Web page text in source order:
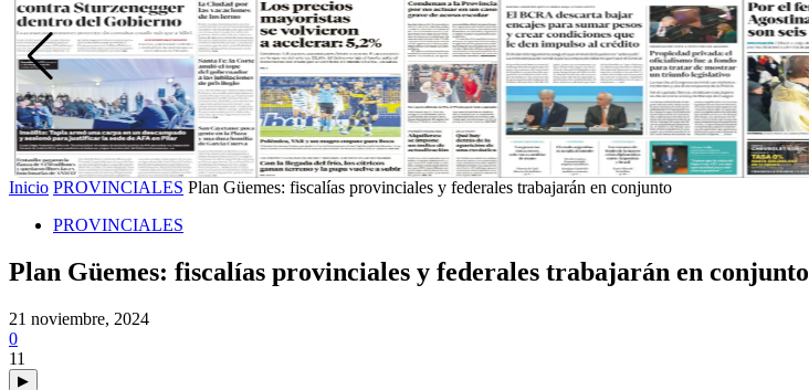
Inicio PROVINCIALES Plan Güemes: fiscalías provinciales y federales trabajarán en conjunto
PROVINCIALES
Plan Güemes: fiscalías provinciales y federales trabajarán en conjunto
21 noviembre, 2024
0
11
▶